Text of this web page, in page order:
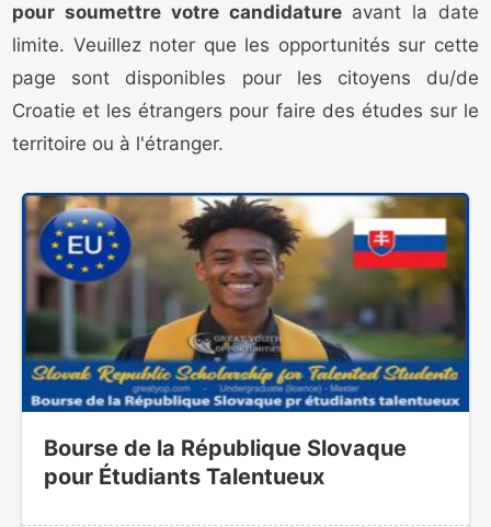
pour soumettre votre candidatureavant la date
limite. Veuillez noter que les opportunités sur cette
page sont disponibles pour les citoyens du/de
Croatie et les étrangers pour faire des études sur le
territoire ou à l'étranger.
Bourse de la République Slovaque
pour Étudiants Talentueux